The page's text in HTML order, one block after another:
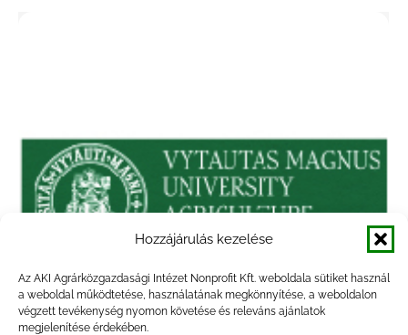
Hozzájárulás kezelése
Az AKI Agrárközgazdasági Intézet Nonprofit Kft. weboldala sütiket használ
a weboldal működtetése, használatának megkönnyítése, a weboldalon
végzett tevékenység nyomon követése és releváns ajánlatok
megjelenítése érdekében.